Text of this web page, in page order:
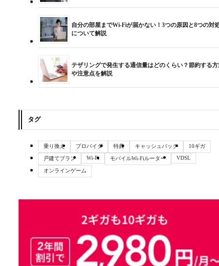
自分の部屋までWi-Fiが届かない！3つの原因と8つの対
について解説
テザリングで発生する通信量はどのくらい？節約する
や注意点を解説
タグ
乗り換え プロバイダ 特典 キャッシュバック 10ギガ
戸建てプラン Wi-Fi モバイルWi-Fiルーター VDSL
オンラインゲーム